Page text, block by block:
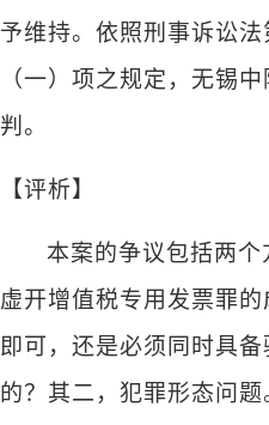
予维持。依照刑事诉讼
（一）项之规定，无锡
判。
【评析】
本案的争议包括两个
虚开增值税专用发票罪
即可，还是必须同时具
的？其二，犯罪形态问